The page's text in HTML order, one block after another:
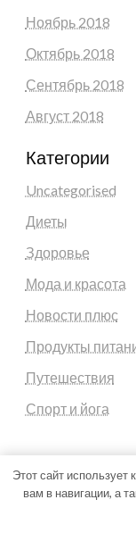
Ноябрь 2018
Октябрь 2018
Сентябрь 2018
Август 2018
Категории
Uncategorised
Диеты
Здоровье
Мода и красота
Новости плюс
Продукты
Путешествия
Спорт и йога
Этот сайт использует
вам в навигации, а